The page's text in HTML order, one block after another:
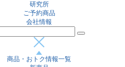
研究所
ご予約商品
会社情報
商品・おトク情報一覧